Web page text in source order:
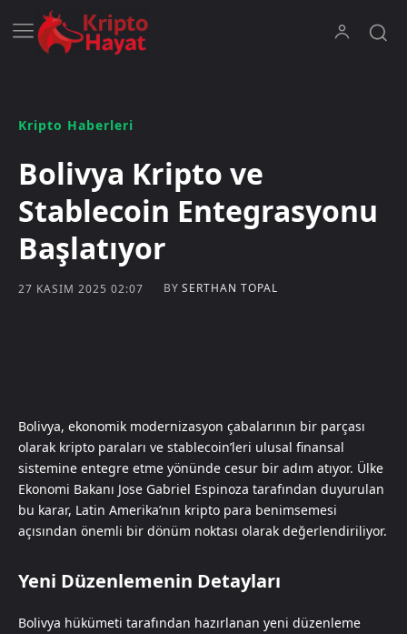
Kripto Haberleri
Bolivya Kripto ve
Stablecoin Entegrasyonu
Başlatıyor
27 KASIM 2025 02:07 BY SERTHAN TOPAL
Bolivya, ekonomik modernizasyon çabalarının bir parçası
olarak kripto paraları ve stablecoin’leri ulusal finansal
sistemine entegre etme yönünde cesur bir adım atıyor. Ülke
Ekonomi Bakanı Jose Gabriel Espinoza tarafından duyurulan
bu karar, Latin Amerika’nın kripto para benimsemesi
açısından önemli bir dönüm noktası olarak değerlendiriliyor.
Yeni Düzenlemenin Detayları
Bolivya hükümeti tarafından hazırlanan yeni düzenleme